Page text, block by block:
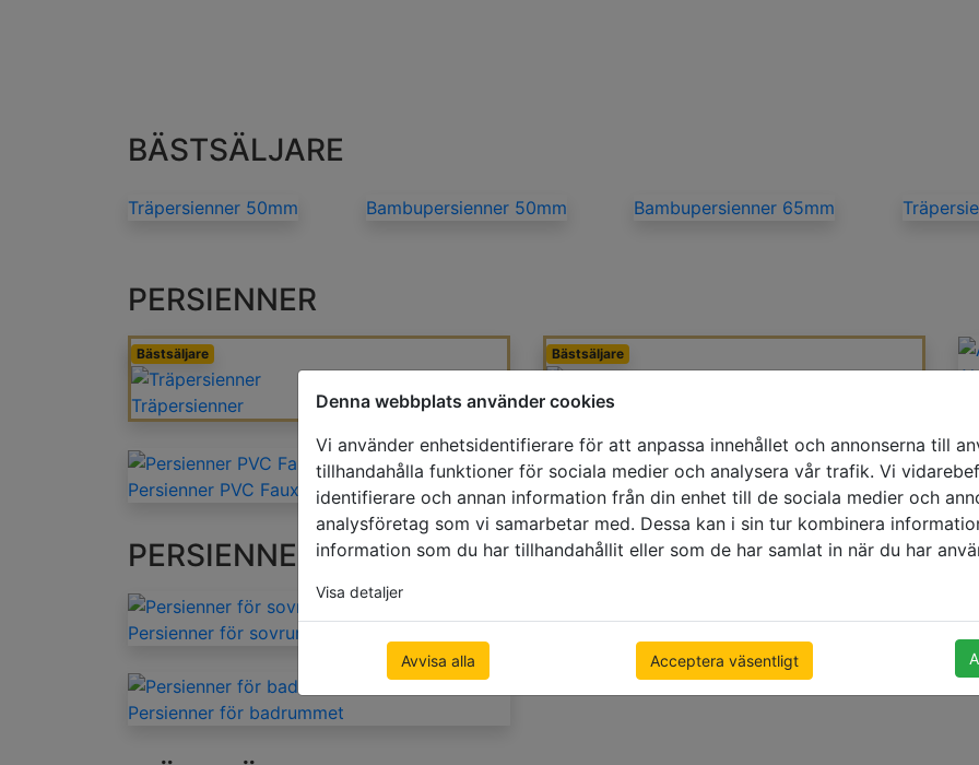
Denna webbplats använder cookies
Vi använder enhetsidentifierare för att anpassa innehållet och annonserna till
tillhandahålla funktioner för sociala medier och analysera vår trafik. Vi
identifierare och annan information från din enhet till de sociala medier och
analysföretag som vi samarbetar med. Dessa kan i sin tur kombinera
information som du har tillhandahållit eller som de har samlat in när du har
Visa detaljer
Avvisa alla Acceptera väsentligt
BÄSTSÄLJARE
Träpersienner 50mm Bambupersienner 50mm Bambupersienner 65mm
PERSIENNER
Bästsäljare
Träpersienner
Bästsäljare
Bambupersienner
Persienner PVC Faux-Wood Persienner Träimitation
PERSIENNER EFTER ANVÄNDNINGSOMRÅDE
Persienner för sovrummet
Persienner för badrummet